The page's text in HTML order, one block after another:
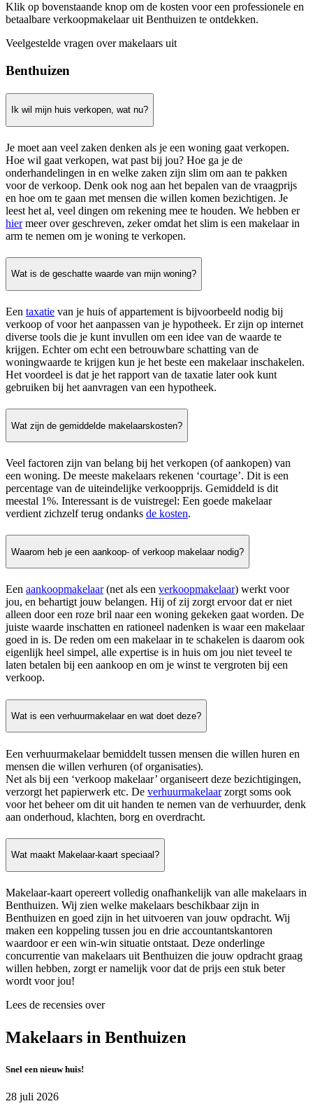
Klik op bovenstaande knop om de kosten voor een professionele en
betaalbare verkoopmakelaar uit Benthuizen te ontdekken.
Veelgestelde vragen over makelaars uit
Benthuizen
Ik wil mijn huis verkopen, wat nu?
Je moet aan veel zaken denken als je een woning gaat verkopen.
Hoe wil gaat verkopen, wat past bij jou? Hoe ga je de
onderhandelingen in en welke zaken zijn slim om aan te pakken
voor de verkoop. Denk ook nog aan het bepalen van de vraagprijs
en hoe om te gaan met mensen die willen komen bezichtigen. Je
leest het al, veel dingen om rekening mee te houden. We hebben er
hiermeer over geschreven, zeker omdat het slim is een makelaar in
arm te nemen om je woning te verkopen.
Wat is de geschatte waarde van mijn woning?
Een taxatie van je huis of appartement is bijvoorbeeld nodig bij
verkoop of voor het aanpassen van je hypotheek. Er zijn op internet
diverse tools die je kunt invullen om een idee van de waarde te
krijgen. Echter om echt een betrouwbare schatting van de
woningwaarde te krijgen kun je het beste een makelaar inschakelen.
Het voordeel is dat je het rapport van de taxatie later ook kunt
gebruiken bij het aanvragen van een hypotheek.
Wat zijn de gemiddelde makelaarskosten?
Veel factoren zijn van belang bij het verkopen (of aankopen) van
een woning. De meeste makelaars rekenen ‘courtage’. Dit is een
percentage van de uiteindelijke verkoopprijs. Gemiddeld is dit
meestal 1%. Interessant is de vuistregel: Een goede makelaar
verdient zichzelf terug ondanks de kosten.
Waarom heb je een aankoop- of verkoop makelaar nodig?
Een aankoopmakelaar(net als een verkoopmakelaar) werkt voor
jou, en behartigt jouw belangen. Hij of zij zorgt ervoor dat er niet
alleen door een roze bril naar een woning gekeken gaat worden. De
juiste waarde inschatten en rationeel nadenken is waar een makelaar
goed in is. De reden om een makelaar in te schakelen is daarom ook
eigenlijk heel simpel, alle expertise is in huis om jou niet teveel te
laten betalen bij een aankoop en om je winst te vergroten bij een
verkoop.
Wat is een verhuurmakelaar en wat doet deze?
Een verhuurmakelaar bemiddelt tussen mensen die willen huren en
mensen die willen verhuren (of organisaties).
Net als bij een ‘verkoop makelaar’ organiseert deze bezichtigingen,
verzorgt het papierwerk etc. De verhuurmakelaarzorgt soms ook
voor het beheer om dit uit handen te nemen van de verhuurder, denk
aan onderhoud, klachten, borg en overdracht.
Wat maakt Makelaar-kaart speciaal?
Makelaar-kaart opereert volledig onafhankelijk van alle makelaars in
Benthuizen. Wij zien welke makelaars beschikbaar zijn in
Benthuizen en goed zijn in het uitvoeren van jouw opdracht. Wij
maken een koppeling tussen jou en drie accountantskantoren
waardoor er een win-win situatie ontstaat. Deze onderlinge
concurrentie van makelaars uit Benthuizen die jouw opdracht graag
willen hebben, zorgt er namelijk voor dat de prijs een stuk beter
wordt voor jou!
Lees de recensies over
Makelaars in Benthuizen
Snel een nieuw huis!
28 juli 2026